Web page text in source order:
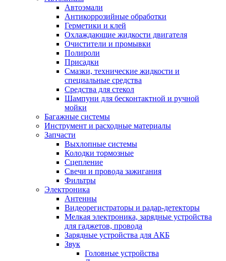
Автоэмали
Антикоррозийные обработки
Герметики и клей
Охлаждающие жидкости двигателя
Очистители и промывки
Полироли
Присадки
Смазки, технические жидкости и
специальные средства
Средства для стекол
Шампуни для бесконтактной и ручной
мойки
Багажные системы
Инструмент и расходные материалы
Запчасти
Выхлопные системы
Колодки тормозные
Сцепление
Свечи и провода зажигания
Фильтры
Электроника
Антенны
Видеорегистраторы и радар-детекторы
Мелкая электроника, зарядные устройства
для гаджетов, провода
Зарядные устройства для АКБ
Звук
Головные устройства